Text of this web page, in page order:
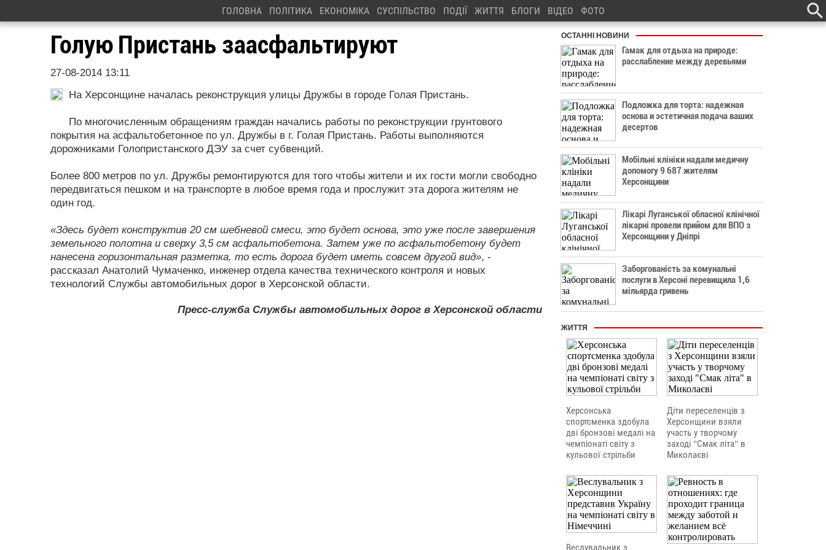
ГОЛОВНА ПОЛІТИКА ЕКОНОМІКА СУСПІЛЬСТВО ПОДІЇ ЖИТТЯ БЛОГИ ВІДЕО ФОТО
Голую Пристань заасфальтируют
27-08-2014 13:11
На Херсонщине началась реконструкция улицы Дружбы в городе Голая Пристань.
По многочисленным обращениям граждан начались работы по реконструкции грунтового
покрытия на асфальтобетонное по ул. Дружбы в г. Голая Пристань. Работы выполняются
дорожниками Голопристанского ДЭУ за счет субвенций.
Более 800 метров по ул. Дружбы ремонтируются для того чтобы жители и их гости могли свободно
передвигаться пешком и на транспорте в любое время года и прослужит эта дорога жителям не
один год.
«Здесь будет конструктив 20 см шебневой смеси, это будет основа, это уже после завершения
земельного полотна и сверху 3,5 см асфальтобетона. Затем уже по асфальтобетону будет
нанесена горизонтальная разметка, то есть дорога будет иметь совсем другой вид», -
рассказал Анатолий Чумаченко, инженер отдела качества технического контроля и новых
технологий Службы автомобильных дорог в Херсонской области.
Пресс-служба Службы автомобильных дорог в Херсонской области
ОСТАННІ НОВИНИ
Гамак для отдыха на природе:
расслабление между деревьями
Подложка для торта: надежная
основа и эстетичная подача ваших
десертов
Мобільні клініки надали медичну
допомогу 9 687 жителям
Херсонщини
Лікарі Луганської обласної клінічної
лікарні провели прийом для ВПО з
Херсонщини у Дніпрі
Заборгованість за комунальні
послуги в Херсоні перевищила 1,6
мільярда гривень
ЖИТТЯ
Херсонська
спортсменка здобула
дві бронзові медалі на
чемпіонаті світу з
кульової стрільби
Діти переселенців з
Херсонщини взяли
участь у творчому
заході "Смак літа" в
Миколаєві
Веслувальник з